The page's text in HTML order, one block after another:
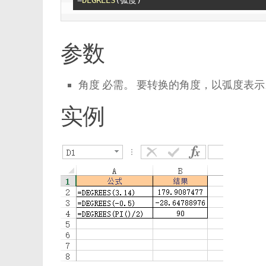
参数
角度 必需。 要转换的角度，以弧度表
实例